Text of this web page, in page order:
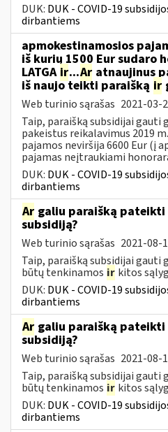
DUK: DUK - COVID-19
dirbantiems
apmokestinamosios
iš kurių 1500 Eur sudaro
LATGA ir...Ar atnaujinus
iš naujo teikti paraišką ir
Web turinio sąrašas 2021-03-
Taip, paraišką subsidijai
pakeistus reikalavimus 2019
pajamos neviršija 6600 Eur (į
pajamas neįtraukiami
DUK: DUK - COVID-19
dirbantiems
Ar galiu paraišką
subsidiją?
Web turinio sąrašas 2021-08-
Taip, paraišką subsidijai gauti
būtų tenkinamos ir kitos
DUK: DUK - COVID-19
dirbantiems
Ar galiu paraišką
subsidiją?
Web turinio sąrašas 2021-08-
Taip, paraišką subsidijai gauti
būtų tenkinamos ir kitos
DUK: DUK - COVID-19
dirbantiems